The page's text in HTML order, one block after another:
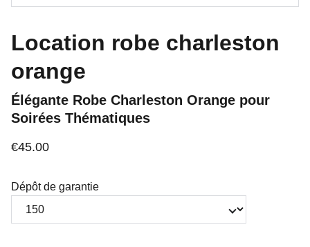
Location robe charleston
orange
Élégante Robe Charleston Orange pour
Soirées Thématiques
€45.00
Dépôt de garantie